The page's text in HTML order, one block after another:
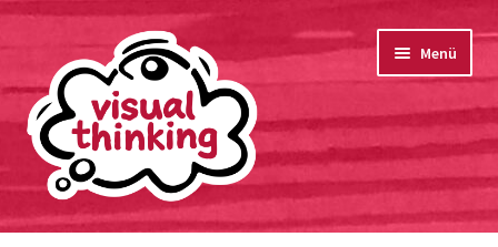
Navigation
springen
Inhalt
springen
Menü
Startseite